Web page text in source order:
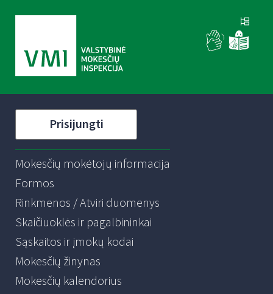
Prisijungti
Mokesčių mokėtojų informacija
Formos
Rinkmenos / Atviri duomenys
Skaičiuoklės ir pagalbininkai
Sąskaitos ir įmokų kodai
Mokesčių žinynas
Mokesčių kalendorius